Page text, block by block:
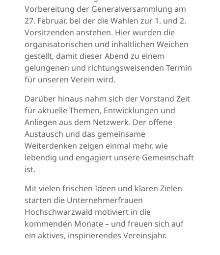
Vorbereitung der Generalversammlung am
27. Februar, bei der die Wahlen zur 1. und 2.
Vorsitzenden anstehen. Hier wurden die
organisatorischen und inhaltlichen Weichen
gestellt, damit dieser Abend zu einem
gelungenen und richtungsweisenden Termin
für unseren Verein wird.
Darüber hinaus nahm sich der Vorstand Zeit
für aktuelle Themen, Entwicklungen und
Anliegen aus dem Netzwerk. Der offene
Austausch und das gemeinsame
Weiterdenken zeigen einmal mehr, wie
lebendig und engagiert unsere Gemeinschaft
ist.
Mit vielen frischen Ideen und klaren Zielen
starten die Unternehmerfrauen
Hochschwarzwald motiviert in die
kommenden Monate – und freuen sich auf
ein aktives, inspirierendes Vereinsjahr.